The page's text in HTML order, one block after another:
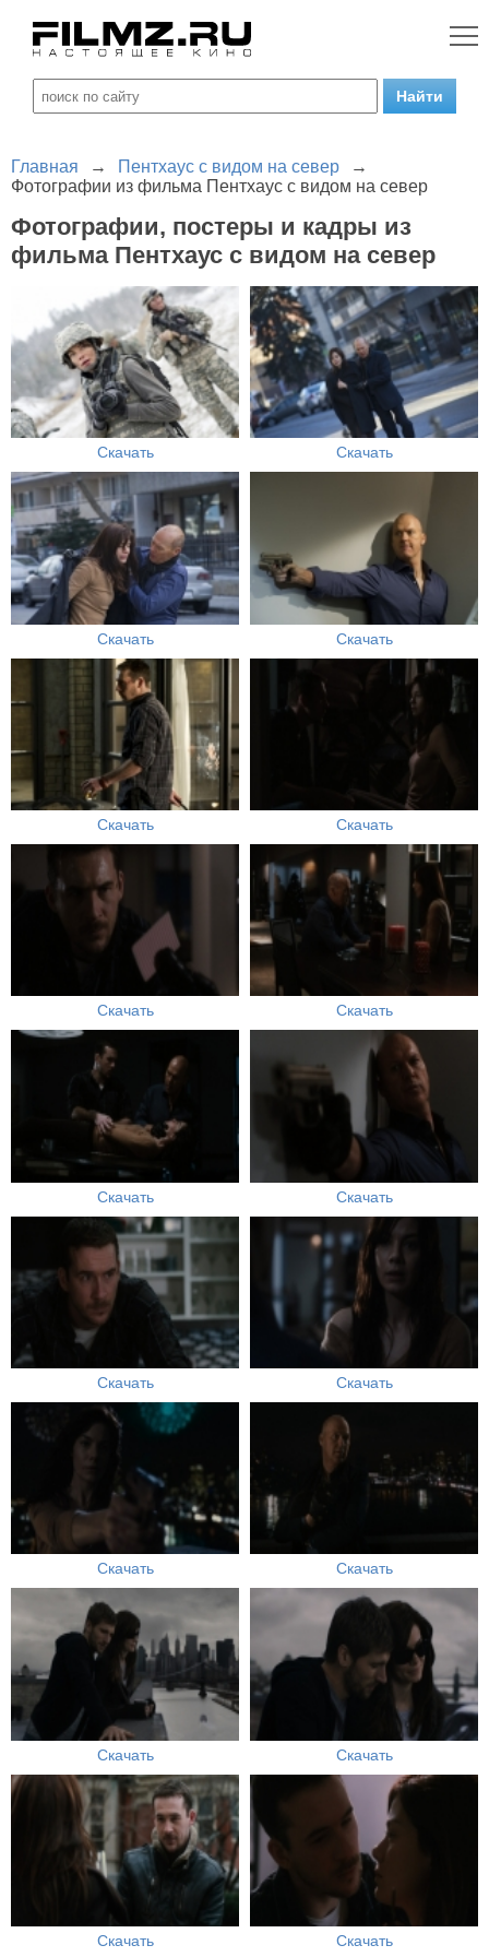
Главная → Пентхаус с видом на север
→
Фотографии из фильма Пентхаус с видом на север
Фотографии, постеры и кадры из
фильма Пентхаус с видом на север
Скачать Скачать
Скачать Скачать
Скачать Скачать
Скачать Скачать
Скачать Скачать
Скачать Скачать
Скачать Скачать
Скачать Скачать
Скачать Скачать